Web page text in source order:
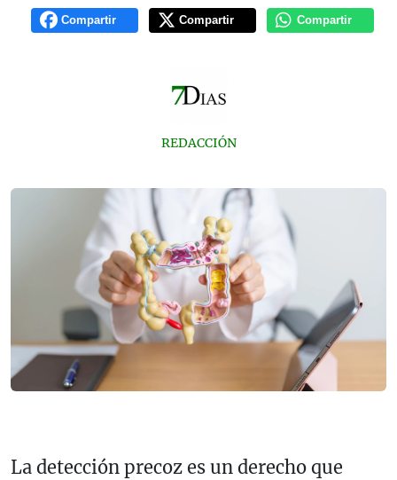
Compartir Compartir Compartir
REDACCIÓN
La detección precoz es un derecho que